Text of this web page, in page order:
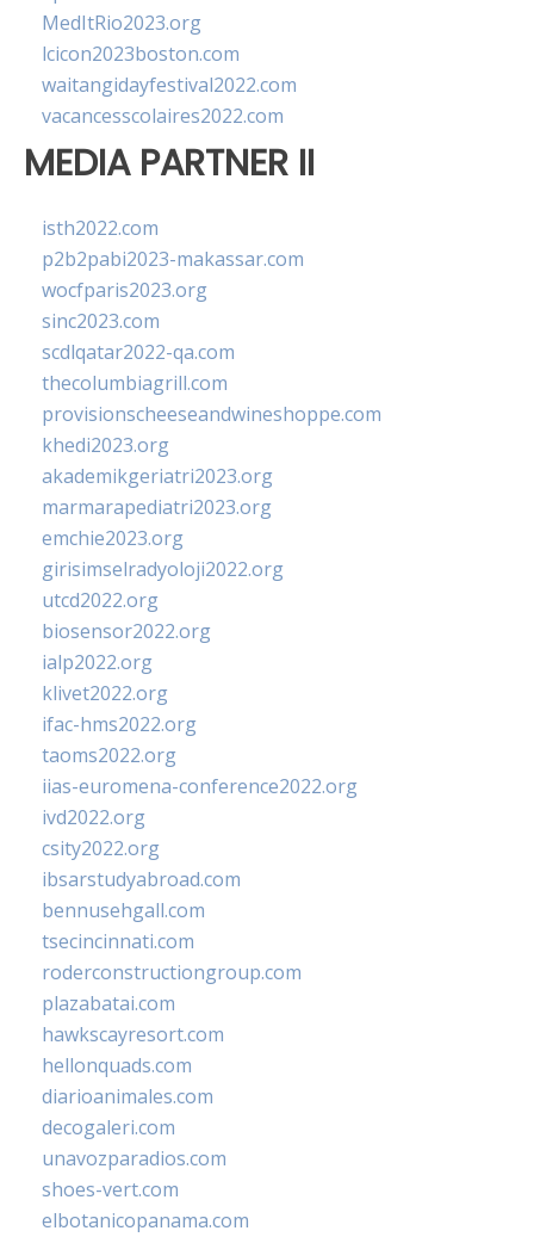
MedItRio2023.org
lcicon2023boston.com
waitangidayfestival2022.com
vacancesscolaires2022.com
MEDIA PARTNER II
isth2022.com
p2b2pabi2023-makassar.com
wocfparis2023.org
sinc2023.com
scdlqatar2022-qa.com
thecolumbiagrill.com
provisionscheeseandwineshoppe.com
khedi2023.org
akademikgeriatri2023.org
marmarapediatri2023.org
emchie2023.org
girisimselradyoloji2022.org
utcd2022.org
biosensor2022.org
ialp2022.org
klivet2022.org
ifac-hms2022.org
taoms2022.org
iias-euromena-conference2022.org
ivd2022.org
csity2022.org
ibsarstudyabroad.com
bennusehgall.com
tsecincinnati.com
roderconstructiongroup.com
plazabatai.com
hawkscayresort.com
hellonquads.com
diarioanimales.com
decogaleri.com
unavozparadios.com
shoes-vert.com
elbotanicopanama.com